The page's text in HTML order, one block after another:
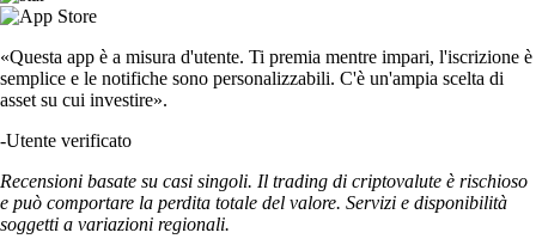
«Questa app è a misura d'utente. Ti premia mentre impari, l'iscrizione è
semplice e le notifiche sono personalizzabili. C'è un'ampia scelta di
asset su cui investire».
-Utente verificato
Recensioni basate su casi singoli. Il trading di criptovalute è rischioso
e può comportare la perdita totale del valore. Servizi e disponibilità
soggetti a variazioni regionali.